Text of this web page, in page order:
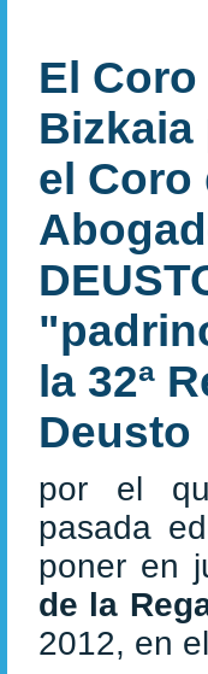
El
Bizkaia
el Coro
la 32ª
Deusto
por el
pasada
poner en
de la
2012, en